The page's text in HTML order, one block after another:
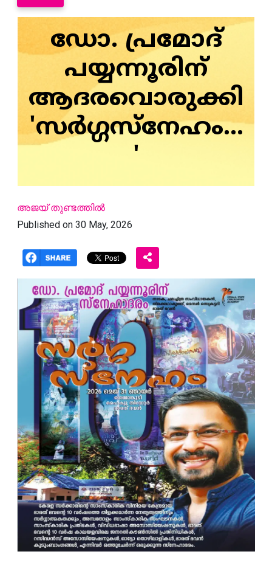
ഡോ. പ്രമോദ്
പയ്യന്നൂരിന്
ആദരവൊരുക്കി
'സര്‍ഗ്ഗസ്‌നേഹം...
'
അജയ് തുണ്ടത്തില്‍
Published on 30 May, 2026